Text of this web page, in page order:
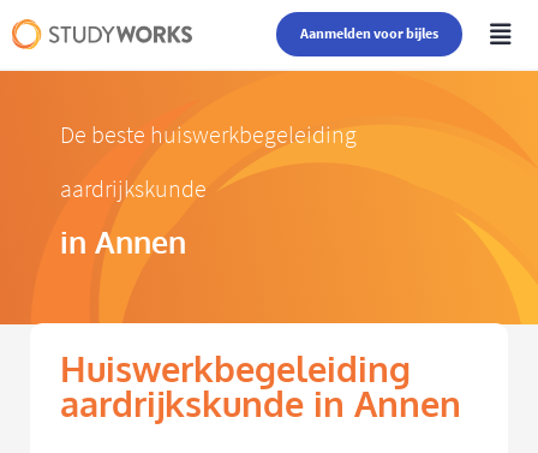
Aanmelden voor bijles
De beste huiswerkbegeleiding
aardrijkskunde
in Annen
Huiswerkbegeleiding
aardrijkskunde in Annen